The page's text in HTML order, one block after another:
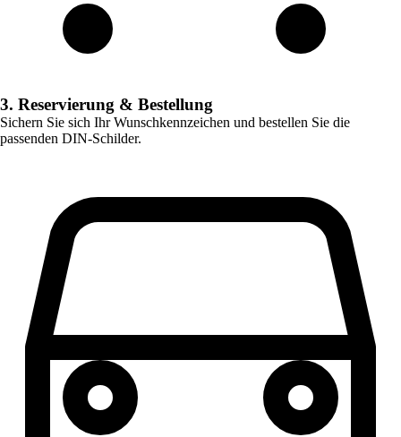
3. Reservierung & Bestellung
Sichern Sie sich Ihr Wunschkennzeichen und bestellen Sie die
passenden DIN-Schilder.